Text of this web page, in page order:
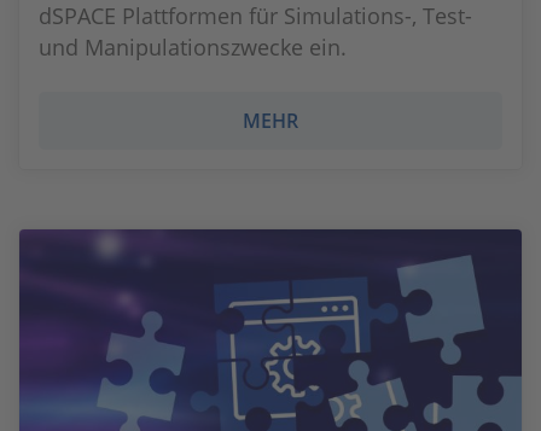
dSPACE Plattformen für Simulations-, Test-
und Manipulationszwecke ein.
MEHR